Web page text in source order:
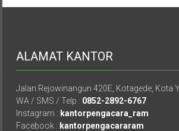
Kantor
Jogja,
Lawyer,
ALAMAT KANTOR
Jalan Rejowinangun 420E, Kotagede, Kota
WA / SMS / Telp : 0852-2892-6767
Instagram : kantorpengacara_ram
Facebook : kantorpengacararam